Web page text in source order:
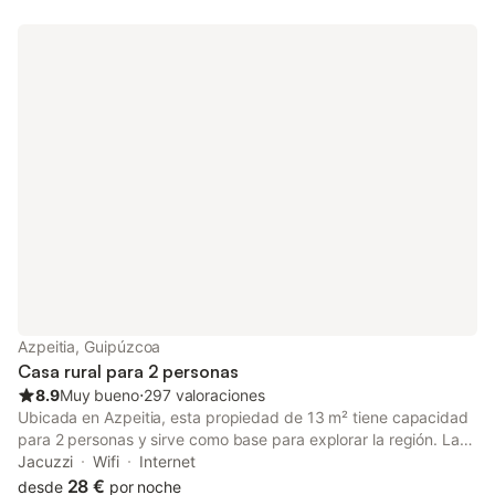
Azpeitia, Guipúzcoa
Casa rural para 2 personas
8.9Muy bueno⋅297 valoraciones
Ubicada en Azpeitia, esta propiedad de 13 m² tiene capacidad
para 2 personas y sirve como base para explorar la región. La
distribución incluye 1 dormitorio con cama king size, 1 baño y
una cocina compartida para sus necesidades diarias. El interior
Jacuzzi Wifi
Internet
desde 28 € por noche